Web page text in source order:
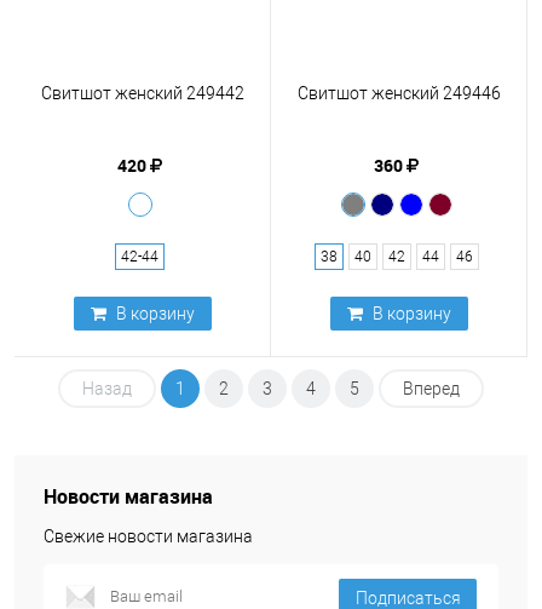
Свитшот женский 249442
420
42-44
В корзину
Свитшот женский 249446
360
38 40 42 44 46
В корзину
Назад 1 2 3 4 5 Вперед
Новости магазина
Свежие новости магазина
Подписаться